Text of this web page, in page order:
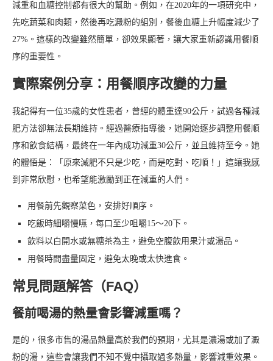
減重和血糖控制都有很大的幫助。例如，在2020年的一項研究中，
先吃蔬菜和肉類，然後再吃澱粉的組別，餐後血糖上升幅度減少了
27%。這樣的改變雖然簡單，卻效果顯著，讓大家重新認識用餐順
序的重要性。
實際案例分享：用餐順序改變的力量
我記得有一位35歲的女性患者，曾經的體重達90公斤，試過各種減
肥方法卻無法長期維持。經過醫療指導後，她開始逐步調整用餐順
序和飲食結構，最終在一年內成功減重30公斤，並且維持至今。她
的體悟是：「原來減肥不只是少吃，而是吃對、吃順！」這讓我感
到非常欣慰，也希望能激勵到正在減重的人們。
用餐前先觀察菜色，安排好順序。
吃飯時細嚼慢嚥，每口至少咀嚼15～20下。
飲料以白開水或無糖茶為主，避免空腹飲用果汁或湯品。
用餐時間盡量固定，避免太晚或太快進食。
常見問題解答（FAQ）
餐前喝湯的熱量會影響減重嗎？
是的，很多市售的湯品熱量高於我們的預期，尤其是濃湯或加了澱
粉的湯，這些會讓我們不知不覺中攝取過多熱量，影響減重效果。